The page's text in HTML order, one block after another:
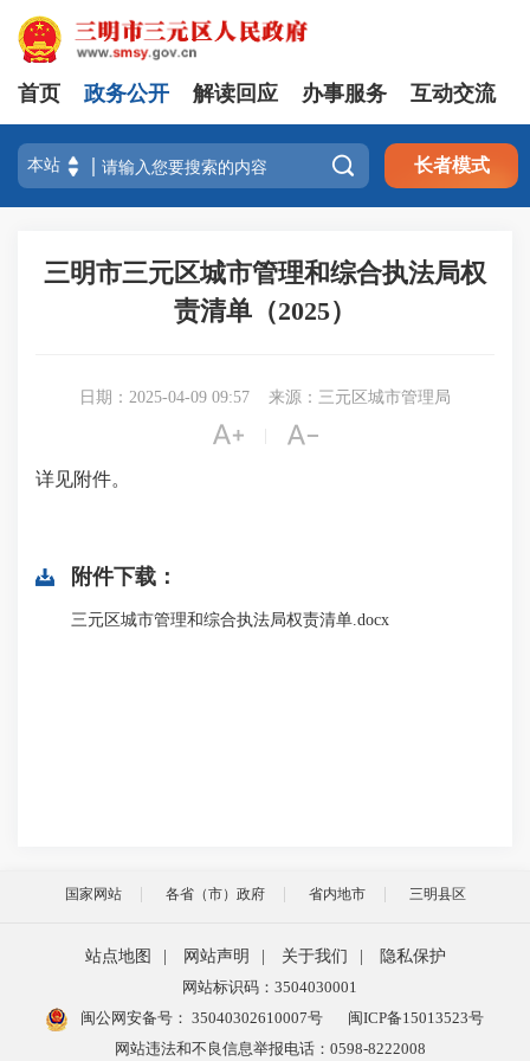
首页 政务公开 解读回应 办事服务 互动交流
 长者模式
三明市三元区城市管理和综合执法局权
责清单（2025）
日期：2025-04-09 09:57 来源：三元区城市管理局
 
详见附件。
附件下载：
三元区城市管理和综合执法局权责清单.docx
国家网站 各省（市）政府 省内地市 三明县区
站点地图 网站声明 关于我们
隐私保护
网站标识码：3504030001
闽公网安备号： 35040302610007号
闽ICP备15013523号
网站违法和不良信息举报电话：0598-8222008